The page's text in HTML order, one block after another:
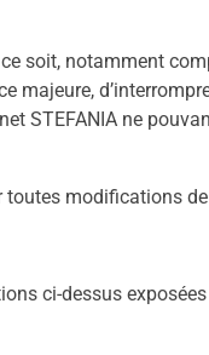
soit, notamment
STEFANIA ne
toutes modifications
ci-dessus